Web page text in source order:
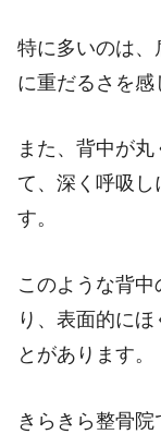
特に多いのは、
に重だるさを感
また、背中が
て、深く呼吸し
す。
このような背
り、表面的に
とがあります。
きらきら整骨